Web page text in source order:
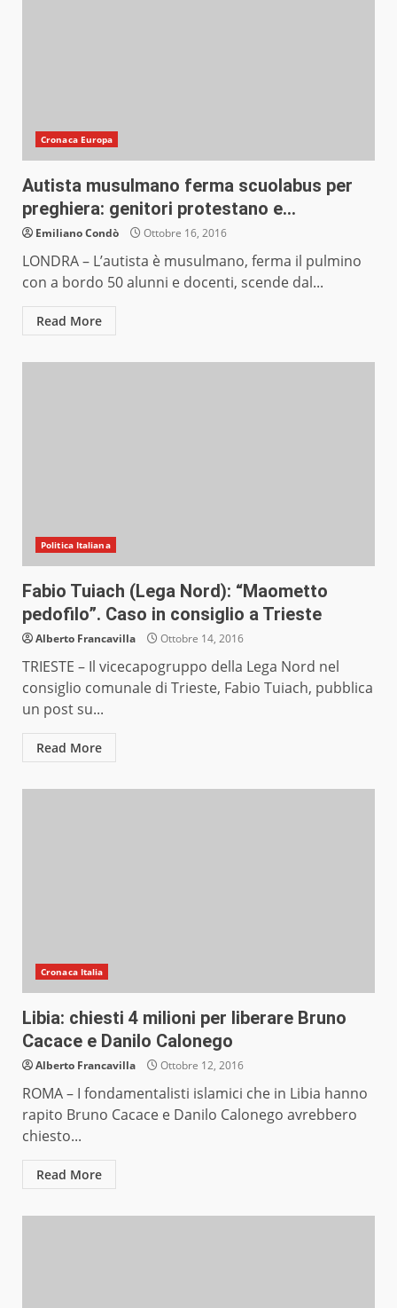
Cronaca Europa
Autista musulmano ferma scuolabus per
preghiera: genitori protestano e…
Emiliano Condò Ottobre 16, 2016
LONDRA – L’autista è musulmano, ferma il pulmino
con a bordo 50 alunni e docenti, scende dal...
Read More
Politica Italiana
Fabio Tuiach (Lega Nord): “Maometto
pedofilo”. Caso in consiglio a Trieste
Alberto Francavilla Ottobre 14, 2016
TRIESTE – Il vicecapogruppo della Lega Nord nel
consiglio comunale di Trieste, Fabio Tuiach, pubblica
un post su...
Read More
Cronaca Italia
Libia: chiesti 4 milioni per liberare Bruno
Cacace e Danilo Calonego
Alberto Francavilla Ottobre 12, 2016
ROMA – I fondamentalisti islamici che in Libia hanno
rapito Bruno Cacace e Danilo Calonego avrebbero
chiesto...
Read More